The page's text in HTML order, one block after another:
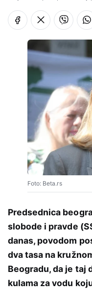
Foto: Beta.rs
Predsednica
slobode i pravde
danas, povodom
dva tasa na
Beogradu, da je taj
kulama za vodu